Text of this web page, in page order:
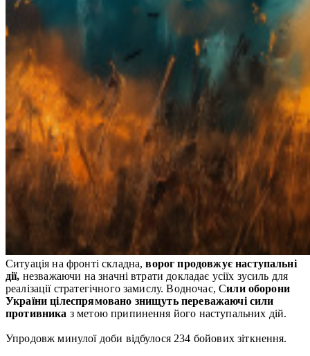
Ситуація на фронті складна,ворог продовжує наступальні
дії, незважаючи на значні втрати докладає усіїх зусиль для
реалізації стратегічного замислу. Водночас, Сили оборони
України цілеспрямовано знищуть переважаючі сили
противника з метою припинення його наступальних дій.
Упродовж минулої доби відбулося 234 бойових зіткнення.